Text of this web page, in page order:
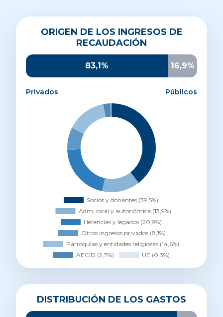
ORIGEN DE LOS INGRESOS DE
RECAUDACIÓN
83,1% 16,9%
Privados Públicos
Origen de los ingresos de recaudación
Socios y donantes
Administración local y autonómica 13,9%
Herencias y legados
20,9%
Otros ingresos privados
8,1%
Parroquias y entidades religiosas
14,6%
DISTRIBUCIÓN DE LOS GASTOS
Distribución de los gastos
Proyectos de desarrollo
82,5%